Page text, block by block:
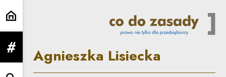
Agnieszka Lisiecka | Co do
rozwiń menuAgnieszka Lisiecka